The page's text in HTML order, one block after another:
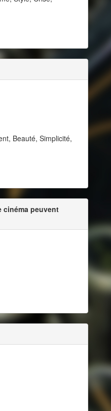
Beauté, Simplicité,
cinéma peuvent